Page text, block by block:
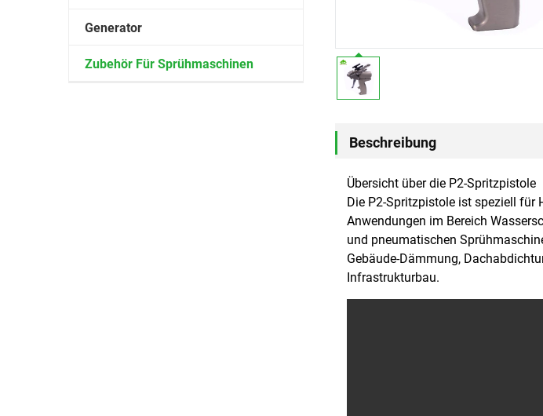
Generator
Zubehör Für Sprühmaschinen
Beschreibung
Übersicht über die P2-Spritzpistole
Die P2-Spritzpistole ist speziell für
Anwendungen im Bereich
und pneumatischen
Gebäude-Dämmung,
Infrastrukturbau.